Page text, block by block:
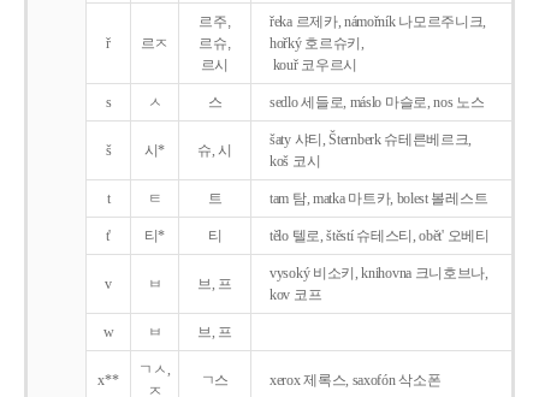
ř 르ㅈ
르주,
르슈,
르시
řeka 르제카, námořník 나모르주니크,
hořký 호르슈키,
kouř 코우르시
s ㅅ 스 sedlo 세들로, máslo 마슬로, nos 노스
š 시* 슈, 시
šaty 샤티, Šternberk 슈테른베르크,
koš 코시
t ㅌ 트 tam 탐, matka 마트카, bolest 볼레스트
t' 티* 티 tělo 텔로, štěstí 슈테스티, obět' 오베티
v ㅂ 브, 프
vysoký 비소키, knihovna 크니호브나,
kov 코프
w ㅂ 브, 프
x**
ㄱㅅ,
ㅈ
ㄱ스 xerox 제록스, saxofón 삭소폰